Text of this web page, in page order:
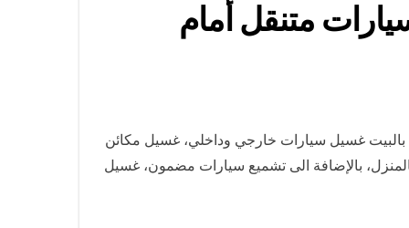
غسيل وتنظيف سيارات متنقل أمام
غسيل سيارات خارجي وداخلي، غسيل مكائن
بالإضافة الى تشميع سيارات مضمون، غسيل